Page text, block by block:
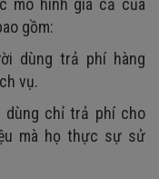
mô hình giá cả của
gồm:
dùng trả phí hàng
vụ.
dùng chỉ trả phí cho
mà họ thực sự sử